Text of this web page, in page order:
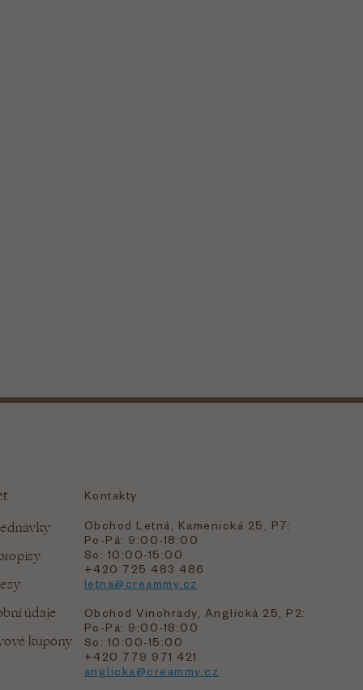
údaje
kupóny
Kontakty
Obchod Letná, Kamenická 25, P7:
Po-Pá: 9:00-18:00
So: 10:00-15:00
+420 725 483 486
letna@creammy.cz
Obchod Vinohrady, Anglická 25, P2:
Po-Pá: 9:00-18:00
So: 10:00-15:00
+420 779 971 421
anglicka@creammy.cz